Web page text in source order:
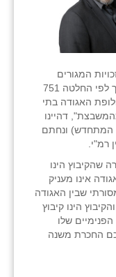
המגורים
בקיבוץ. בניגוד להסדרים הקנייניים של שיוך לפי החלטה 751
(במקור החלטה 979), בחלופת האגודה בתי
דהיינו
המתחדש) ונחתם
רמ"י.
שהקיבוץ הינו
אינו מעניק
שבין האגודה
הינו קיבוץ
שלו
החכרת משנה